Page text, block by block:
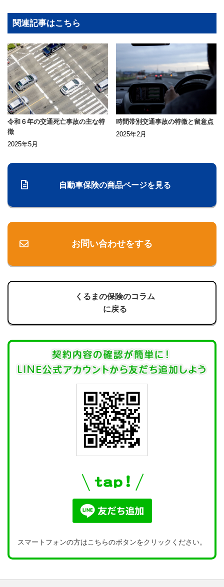
関連記事はこちら
令和６年の交通死亡事故の主な特
徴
2025年5月
時間帯別交通事故の特徴と留意点
2025年2月
自動車保険の商品ページを見る
お問い合わせをする
くるまの保険のコラム
に戻る
スマートフォンの方はこちらのボタンをクリックください。